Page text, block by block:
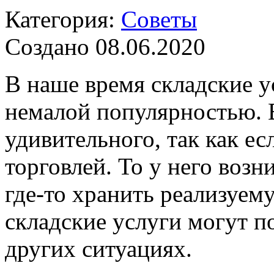
Категория: Советы
Создано 08.06.2020
В наше время складские
немалой популярностью.
удивительного, так как
торговлей. То у него
где-то хранить
складские услуги могут
других ситуациях.